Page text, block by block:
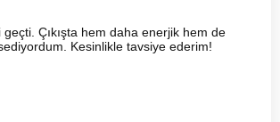
Çıkışta hem daha enerjik hem de
Kesinlikle tavsiye ederim!